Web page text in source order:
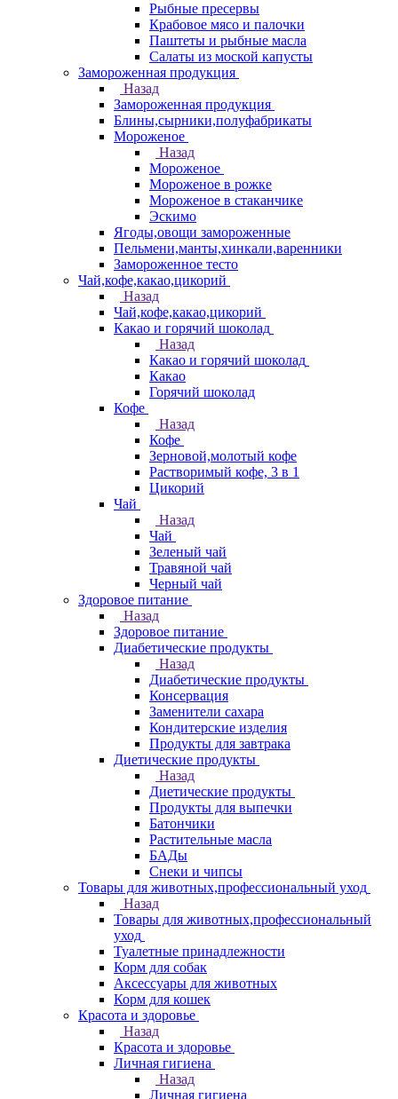
Рыбные пресервы
Крабовое мясо и палочки
Паштеты и рыбные масла
Салаты из моской капусты
Замороженная продукция
Назад
Замороженная продукция
Блины,сырники,полуфабрикаты
Мороженое
Назад
Мороженое
Мороженое в рожке
Мороженое в стаканчике
Эскимо
Ягоды,овощи замороженные
Пельмени,манты,хинкали,варенники
Замороженное тесто
Чай,кофе,какао,цикорий
Назад
Чай,кофе,какао,цикорий
Какао и горячий шоколад
Назад
Какао и горячий шоколад
Какао
Горячий шоколад
Кофе
Назад
Кофе
Зерновой,молотый кофе
Растворимый кофе, 3 в 1
Цикорий
Чай
Назад
Чай
Зеленый чай
Травяной чай
Черный чай
Здоровое питание
Назад
Здоровое питание
Диабетические продукты
Назад
Диабетические продукты
Консервация
Заменители сахара
Кондитерские изделия
Продукты для завтрака
Диетические продукты
Назад
Диетические продукты
Продукты для выпечки
Батончики
Растительные масла
БАДы
Снеки и чипсы
Товары для животных,профессиональный уход
Назад
Товары для животных,профессиональный
уход
Туалетные принадлежности
Корм для собак
Аксессуары для животных
Корм для кошек
Красота и здоровье
Назад
Красота и здоровье
Личная гигиена
Назад
Личная гигиена